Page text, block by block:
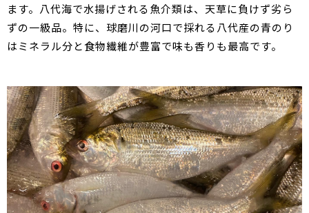
ます。八代海で水揚げされる魚介類は、天草に負けず劣ら
ずの一級品。特に、球磨川の河口で採れる八代産の青のり
はミネラル分と食物繊維が豊富で味も香りも最高です。